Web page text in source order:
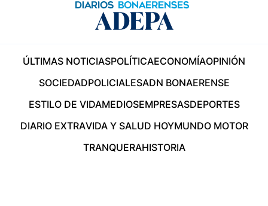
ÚLTIMAS NOTICIASPOLÍTICAECONOMÍAOPINIÓN
SOCIEDADPOLICIALESADN BONAERENSE
ESTILO DE VIDAMEDIOSEMPRESASDEPORTES
DIARIO EXTRAVIDA Y SALUD HOYMUNDO MOTOR
TRANQUERAHISTORIA